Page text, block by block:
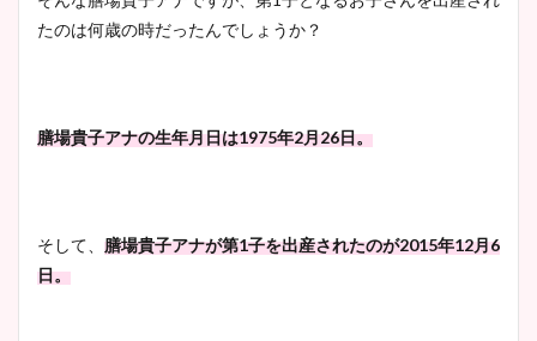
ニット衣装まとめ！美足の筋
像比較！
たのは何歳の時だったんでしょうか？
膳場貴子アナの生年月日は1975年2月26日。
そして、 膳場貴子アナが第1子を出産されたのが2015年12月6
日。